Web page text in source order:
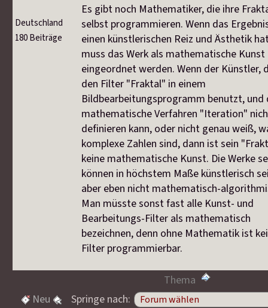
Deutschland
180 Beiträge
Es gibt noch Mathematiker, die ihre
selbst programmieren. Wenn das
einen künstlerischen Reiz und Ästhetik
muss das Werk als mathematische Kunst
eingeordnet werden. Wenn der Künstler,
den Filter "Fraktal" in einem
Bildbearbeitungsprogramm benutzt, und
mathematische Verfahren "Iteration"
definieren kann, oder nicht genau weiß,
komplexe Zahlen sind, dann ist sein
keine mathematische Kunst. Die Werke
können in höchstem Maße künstlerisch
aber eben nicht mathematisch-
Man müsste sonst fast alle Kunst- und
Bearbeitungs-Filter als mathematisch
bezeichnen, denn ohne Mathematik ist
Filter programmierbar.
Thema
Neu
Springe nach: